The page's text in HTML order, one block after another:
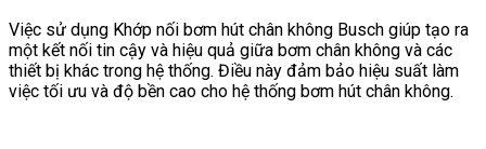
Việc sử dụng Khớp nối bơm hút chân không Busch giúp tạo ra
một kết nối tin cậy và hiệu quả giữa bơm chân không và các
thiết bị khác trong hệ thống. Điều này đảm bảo hiệu suất làm
việc tối ưu và độ bền cao cho hệ thống bơm hút chân không.